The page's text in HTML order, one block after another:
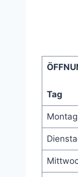
Tag
Montag